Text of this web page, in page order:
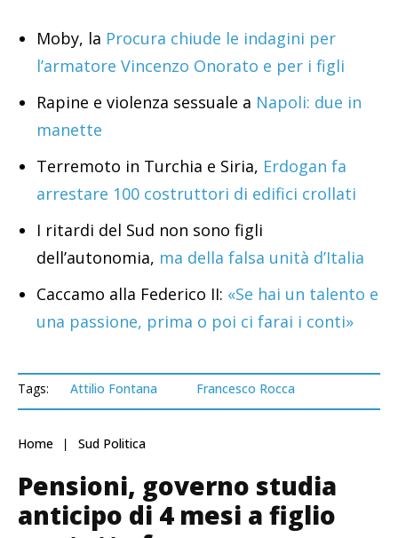
Moby, la Procura chiude le indagini per
l’armatore Vincenzo Onorato e per i figli
Rapine e violenza sessuale a Napoli: due in
manette
Terremoto in Turchia e Siria, Erdogan fa
arrestare 100 costruttori di edifici crollati
I ritardi del Sud non sono figli
dell’autonomia, ma della falsa unità d’Italia
Caccamo alla Federico II: «Se hai un talento e
una passione, prima o poi ci farai i conti»
Tags: Attilio Fontana Francesco Rocca
Home Sud Politica
Pensioni, governo studia
anticipo di 4 mesi a figlio